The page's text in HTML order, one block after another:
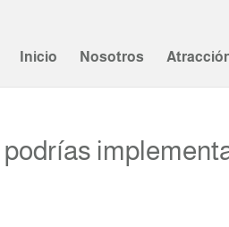
Inicio Nosotros